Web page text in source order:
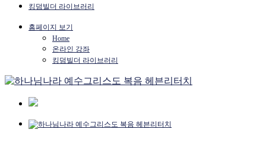
킹덤빌더 라이브러리
홈페이지 보기
Home
온라인 강좌
킹덤빌더 라이브러리